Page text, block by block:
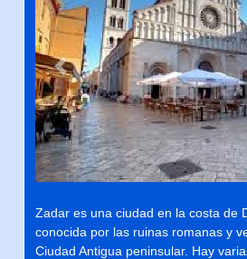
Previous
Zadar es una ciudad en la costa de
conocida por las ruinas romanas y
Ciudad Antigua peninsular. Hay